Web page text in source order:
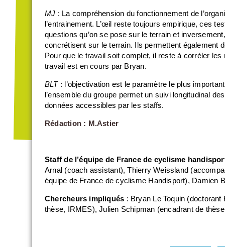
MJ : La compréhension du fonctionnement de
l’entrainement. L’œil reste toujours empirique, ces
questions qu’on se pose sur le terrain et
concrétisent sur le terrain. Ils permettent également
Pour que le travail soit complet, il reste à corréler
travail est en cours par Bryan.
BLT: l’objectivation est le paramètre le plus
l’ensemble du groupe permet un suivi longitudinal
données accessibles par les staffs.
Rédaction : M.Astier
Staff de l’équipe de France de cyclisme
Arnal (coach assistant), Thierry Weissland
équipe de France de cyclisme Handisport), Damien
Chercheurs impliqués : Bryan Le Toquin
thèse, IRMES), Julien Schipman (encadrant de